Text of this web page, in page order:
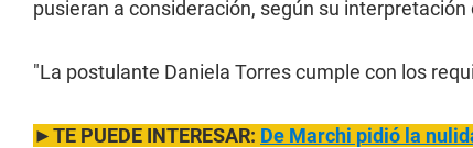
pusieran a consideración, según su
"La postulante Daniela Torres cumple con los
►TE PUEDE INTERESAR: De Marchi pidió la